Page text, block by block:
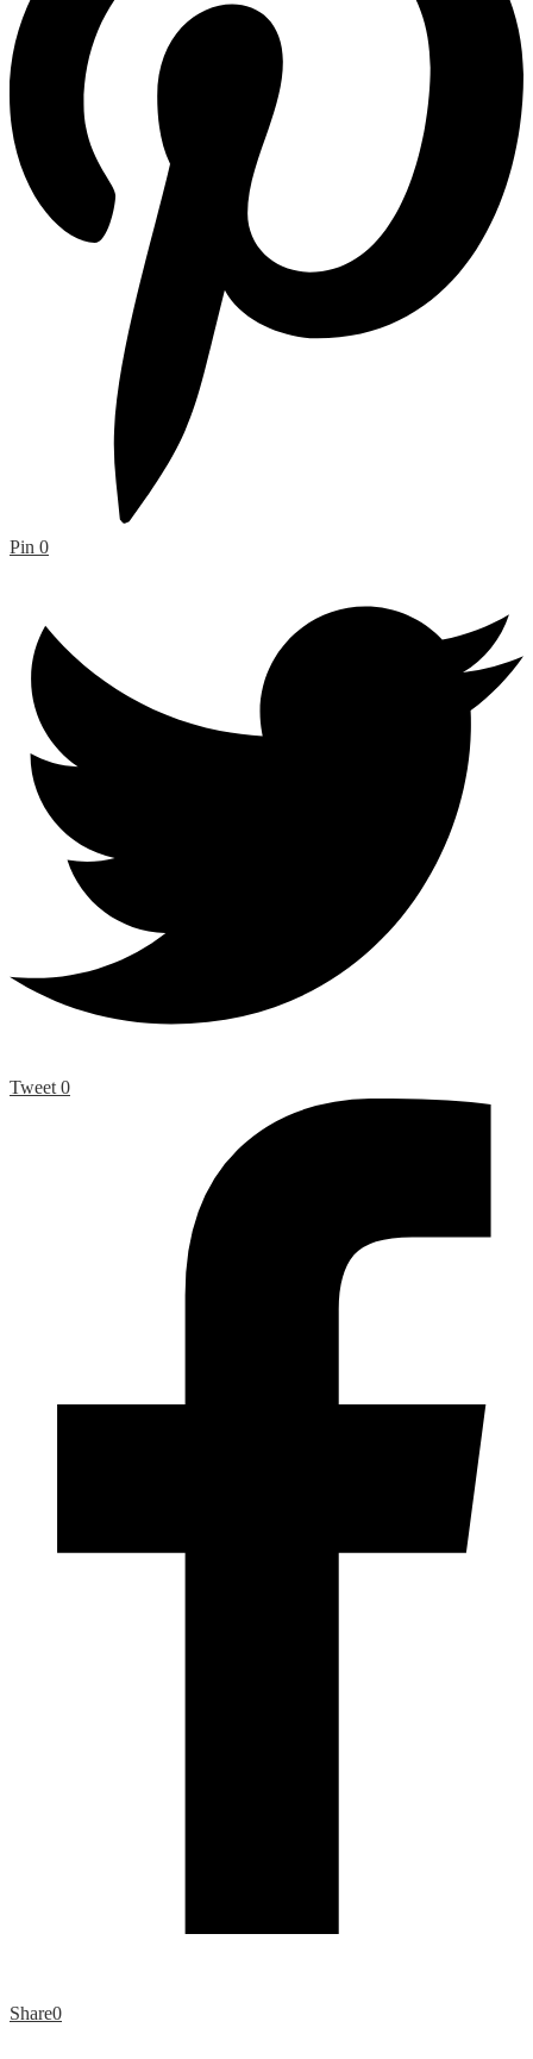
Pin 0
Tweet 0
Share0